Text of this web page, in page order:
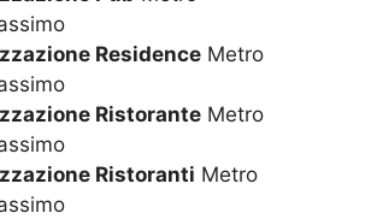
Residence Metro
Ristorante Metro
Ristoranti Metro